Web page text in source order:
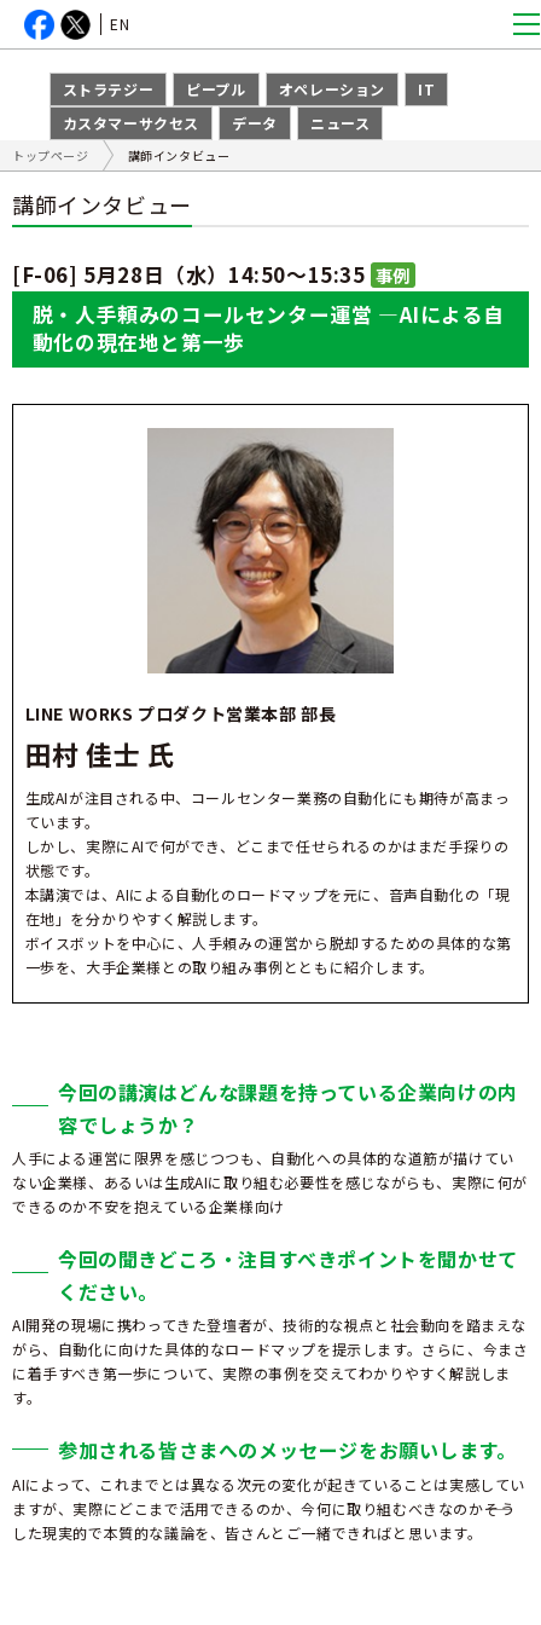
ストラテジー ピープル オペレーション
IT
カスタマーサクセス
データ ニュース
EN
トップページ 講師インタビュー
講師インタビュー
[F-06] 5月28日（水）14:50～15:35
脱・人手頼みのコールセンター運営 ―AIによる自
動化の現在地と第一歩
LINE WORKS プロダクト営業本部 部長
田村 佳士 氏
生成AIが注目される中、コールセンター業務の自動化にも期待が高まっ
ています。
しかし、実際にAIで何ができ、どこまで任せられるのかはまだ手探りの
状態です。
本講演では、AIによる自動化のロードマップを元に、音声自動化の「現
在地」を分かりやすく解説します。
ボイスボットを中心に、人手頼みの運営から脱却するための具体的な第
一歩を、大手企業様との取り組み事例とともに紹介します。
今回の講演はどんな課題を持っている企業向けの内
容でしょうか？
人手による運営に限界を感じつつも、自動化への具体的な道筋が描けてい
ない企業様、あるいは生成AIに取り組む必要性を感じながらも、実際に何が
できるのか不安を抱えている企業様向け
今回の聞きどころ・注目すべきポイントを聞かせて
ください。
AI開発の現場に携わってきた登壇者が、技術的な視点と社会動向を踏まえな
がら、自動化に向けた具体的なロードマップを提示します。さらに、今まさ
に着手すべき第一歩について、実際の事例を交えてわかりやすく解説しま
す。
参加される皆さまへのメッセージをお願いします。
AIによって、これまでとは異なる次元の変化が起きていることは実感してい
ますが、実際にどこまで活用できるのか、今何に取り組むべきなのか――そう
した現実的で本質的な議論を、皆さんとご一緒できればと思います。